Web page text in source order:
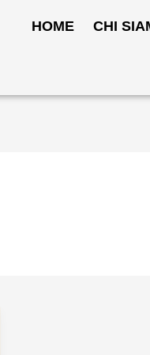
HOME CHI